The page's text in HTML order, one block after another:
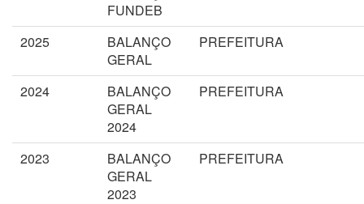
FUNDEB
2025
BALANÇO
GERAL
PREFEITURA
2024
BALANÇO
GERAL
2024
PREFEITURA
2023
BALANÇO
GERAL
2023
PREFEITURA